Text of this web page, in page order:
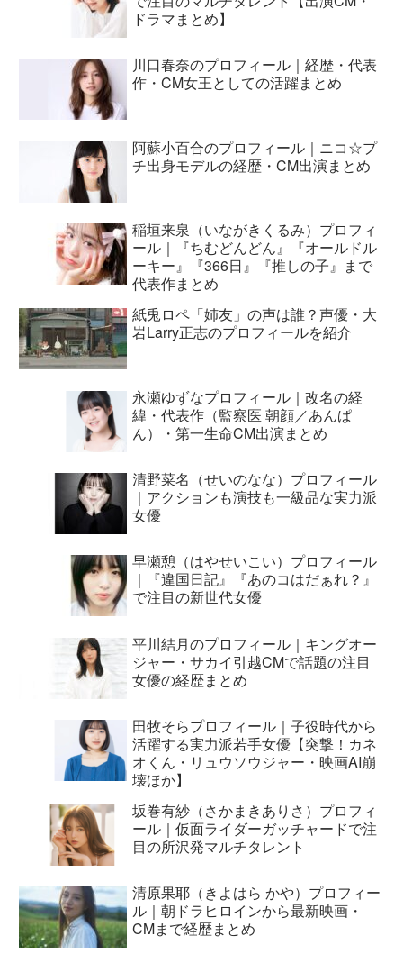
ドラマまとめ】
川口春奈のプロフィール｜経歴・代表
作・CM女王としての活躍まとめ
阿蘇小百合のプロフィール｜ニコ☆プ
チ出身モデルの経歴・CM出演まとめ
稲垣来泉（いながきくるみ）プロフィ
ール｜『ちむどんどん』『オールドル
ーキー』『366日』『推しの子』まで
代表作まとめ
紙兎ロペ「姉友」の声は誰？声優・大
岩Larry正志のプロフィールを紹介
永瀬ゆずなプロフィール｜改名の経
緯・代表作（監察医 朝顔／あんぱ
ん）・第一生命CM出演まとめ
清野菜名（せいのなな）プロフィール
｜アクションも演技も一級品な実力派
女優
早瀬憩（はやせいこい）プロフィール
｜『違国日記』『あのコはだぁれ？』
で注目の新世代女優
平川結月のプロフィール｜キングオー
ジャー・サカイ引越CMで話題の注目
女優の経歴まとめ
田牧そらプロフィール｜子役時代から
活躍する実力派若手女優【突撃！カネ
オくん・リュウソウジャー・映画AI崩
壊ほか】
坂巻有紗（さかまきありさ）プロフィ
ール｜仮面ライダーガッチャードで注
目の所沢発マルチタレント
清原果耶（きよはら かや）プロフィー
ル｜朝ドラヒロインから最新映画・
CMまで経歴まとめ